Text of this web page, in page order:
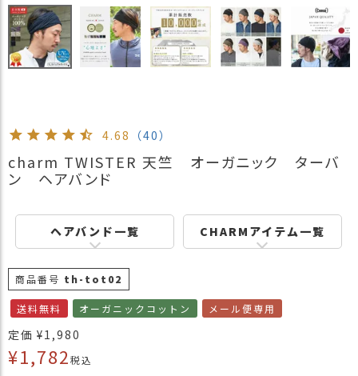
歴
買
い
新
商
品
ン
グ
お
客
様
の
4.68 （40）
charm TWISTER 天竺 オーガニック ターバ
ン ヘアバンド
ヘアバンド一覧 CHARMアイテム一覧
商品番号 th-tot02
送料無料 オーガニックコットン メール便専用
定価 ¥1,980
¥1,782税込